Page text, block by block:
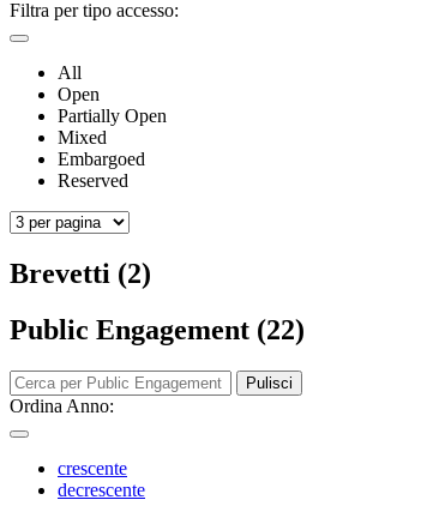
Filtra per tipo accesso:
All
Open
Partially Open
Mixed
Embargoed
Reserved
Brevetti (2)
Public Engagement (22)
Pulisci
Ordina Anno:
crescente
decrescente